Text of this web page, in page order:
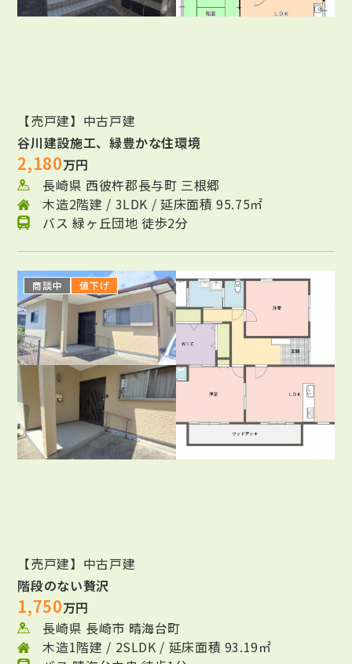
【売戸建】中古戸建
谷川建設施工、緑豊かな住環境
2,180万円
長崎県 西彼杵郡長与町 三根郷
木造2階建 / 3LDK / 延床面積 95.75㎡
バス 緑ヶ丘団地 徒歩2分
商談中 値下げ
【売戸建】中古戸建
階段のない贅沢
1,750万円
長崎県 長崎市 晴海台町
木造1階建 / 2SLDK / 延床面積 93.19㎡